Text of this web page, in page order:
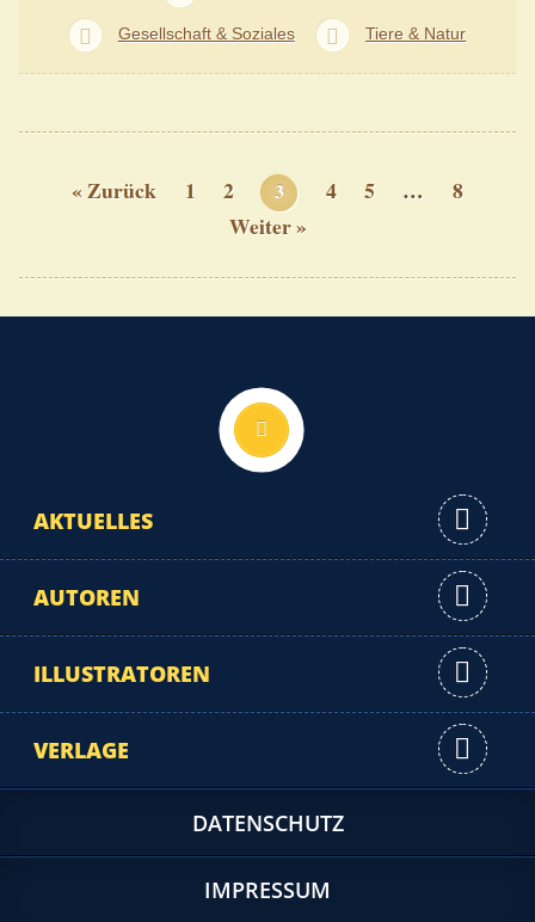
Gesellschaft & Soziales Tiere & Natur
« Zurück 1 2 3 4 5 …
8
Weiter »
AKTUELLES
AUTOREN
ILLUSTRATOREN
VERLAGE
DATENSCHUTZ
IMPRESSUM